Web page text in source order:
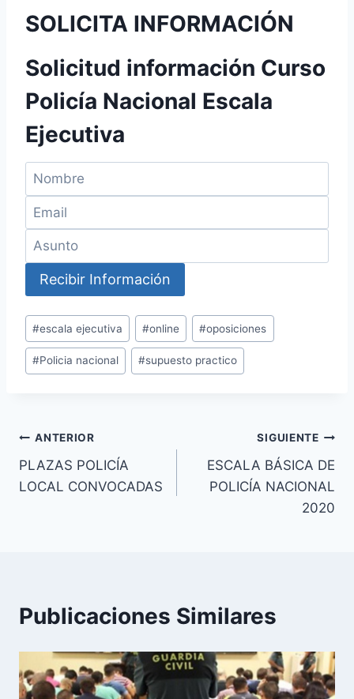
SOLICITA INFORMACIÓN
Solicitud información Curso
Policía Nacional Escala
Ejecutiva
Etiquetas
de
la
#escala ejecutiva #online #oposiciones
#Policia nacional #supuesto practico
Navegación
de
ANTERIOR
PLAZAS POLICÍA
LOCAL CONVOCADAS
SIGUIENTE
ESCALA BÁSICA DE
POLICÍA NACIONAL
2020
Publicaciones Similares